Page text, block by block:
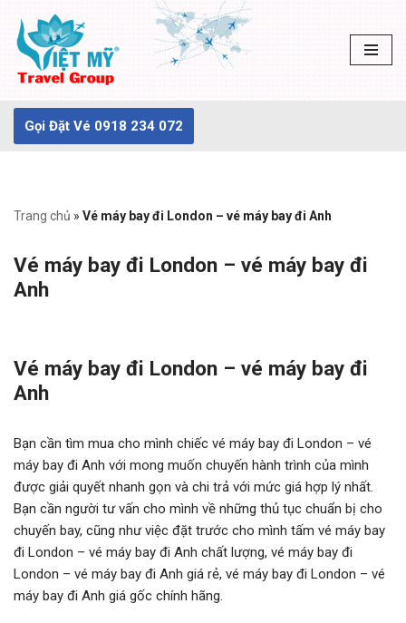
Chuyển
tới
dung
Gọi Đặt Vé 0918 234 072
Trang chủ » Vé máy bay đi London – vé máy bay đi Anh
Vé máy bay đi London – vé máy bay đi
Anh
Vé máy bay đi London – vé máy bay đi
Anh
Bạn cần tìm mua cho mình chiếc vé máy bay đi London – vé
máy bay đi Anh với mong muốn chuyến hành trình của mình
được giải quyết nhanh gọn và chi trả với mức giá hợp lý nhất.
Bạn cần người tư vấn cho mình về những thủ tục chuẩn bị cho
chuyến bay, cũng như việc đặt trước cho mình tấm vé máy bay
đi London – vé máy bay đi Anh chất lượng, vé máy bay đi
London – vé máy bay đi Anh giá rẻ, vé máy bay đi London – vé
máy bay đi Anh giá gốc chính hãng.